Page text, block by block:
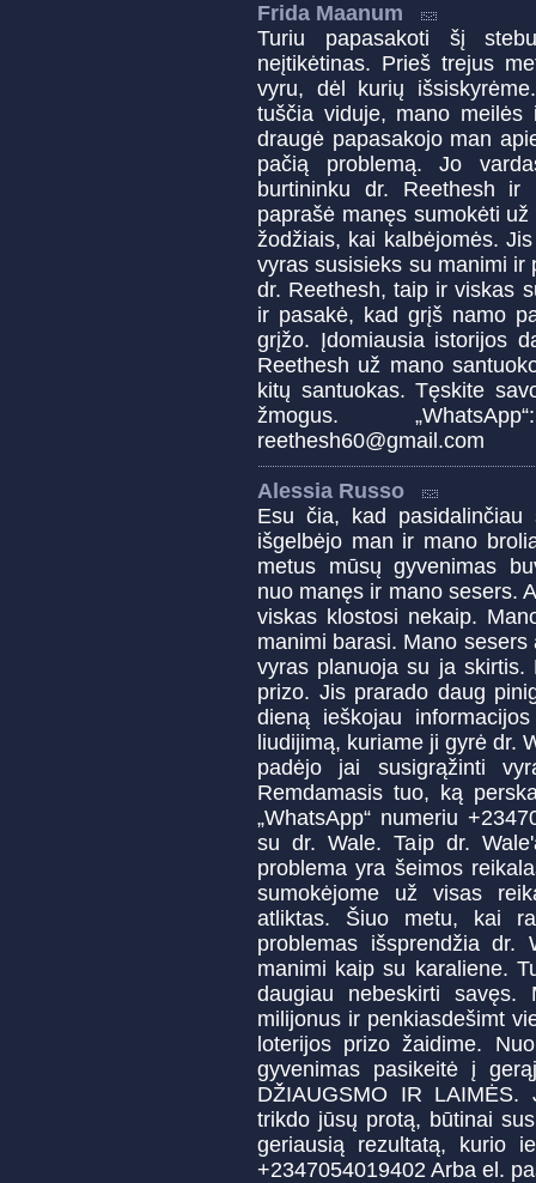
Frida Maanum
Turiu papasakoti šį
neįtikėtinas. Prieš trejus
vyru, dėl kurių
tuščia viduje, mano
draugė papasakojo man
pačią problemą. Jo
burtininku dr. Reethesh ir
paprašė manęs sumokėti
žodžiais, kai kalbėjomės.
vyras susisieks su manimi ir
dr. Reethesh, taip ir viskas
ir pasakė, kad grįš namo
grįžo. Įdomiausia istorijos
Reethesh už mano
kitų santuokas. Tęskite
žmogus.
reethesh60@gmail.com
Alessia Russo
Esu čia, kad
išgelbėjo man ir mano
metus mūsų gyvenimas
nuo manęs ir mano sesers.
viskas klostosi nekaip.
manimi barasi. Mano
vyras planuoja su ja skirtis.
prizo. Jis prarado daug
dieną ieškojau
liudijimą, kuriame ji gyrė dr.
padėjo jai susigrąžinti
Remdamasis tuo, ką
„WhatsApp“ numeriu
su dr. Wale. Taip dr.
problema yra šeimos
sumokėjome už visas
atliktas. Šiuo metu, kai
problemas išsprendžia dr.
manimi kaip su karaliene.
daugiau nebeskirti savęs.
milijonus ir penkiasdešimt
loterijos prizo žaidime.
gyvenimas pasikeitė į
DŽIAUGSMO IR
trikdo jūsų protą, būtinai
geriausią rezultatą, kurio
+2347054019402 Arba el.